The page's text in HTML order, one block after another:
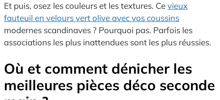
Et puis, osez les couleurs et les textures. Cevieux
fauteuil en velours vert olive avec vos coussins
modernes scandinaves ? Pourquoi pas. Parfois les
associations les plus inattendues sont les plus réussies.
Où et comment dénicher les
meilleures pièces déco seconde